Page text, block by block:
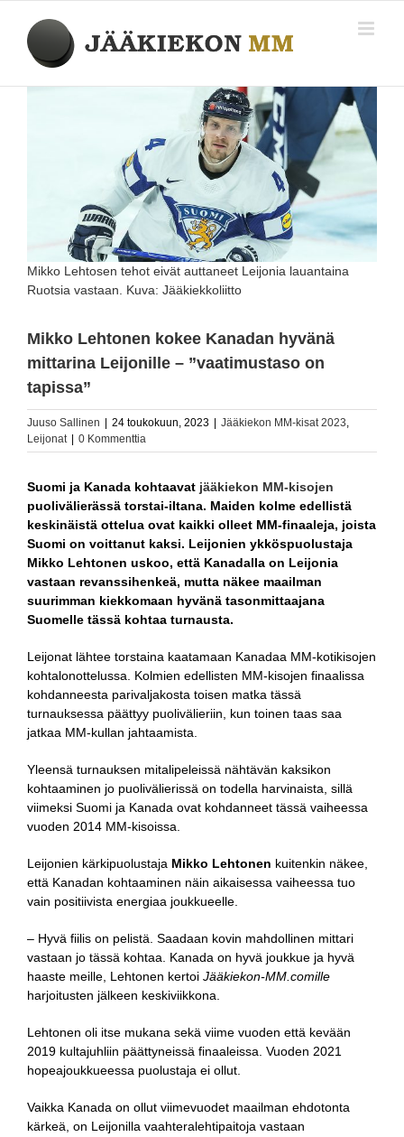
content
Mikko Lehtosen tehot eivät auttaneet Leijonia lauantaina
Ruotsia vastaan. Kuva: Jääkiekkoliitto
Mikko Lehtonen kokee Kanadan hyvänä
mittarina Leijonille – ”vaatimustaso on
tapissa”
Juuso Sallinen 24 toukokuun, 2023 Jääkiekon MM-kisat 2023,
Leijonat
0 Kommenttia
Suomi ja Kanada kohtaavat jääkiekon MM-kisojen
puolivälierässä torstai-iltana. Maiden kolme edellistä
keskinäistä ottelua ovat kaikki olleet MM-finaaleja, joista
Suomi on voittanut kaksi. Leijonien ykköspuolustaja
Mikko Lehtonen uskoo, että Kanadalla on Leijonia
vastaan revanssihenkeä, mutta näkee maailman
suurimman kiekkomaan hyvänä tasonmittaajana
Suomelle tässä kohtaa turnausta.
Leijonat lähtee torstaina kaatamaan Kanadaa MM-kotikisojen
kohtalonottelussa. Kolmien edellisten MM-kisojen finaalissa
kohdanneesta parivaljakosta toisen matka tässä
turnauksessa päättyy puolivälieriin, kun toinen taas saa
jatkaa MM-kullan jahtaamista.
Yleensä turnauksen mitalipeleissä nähtävän kaksikon
kohtaaminen jo puolivälierissä on todella harvinaista, sillä
viimeksi Suomi ja Kanada ovat kohdanneet tässä vaiheessa
vuoden 2014 MM-kisoissa.
Leijonien kärkipuolustaja Mikko Lehtonen kuitenkin näkee,
että Kanadan kohtaaminen näin aikaisessa vaiheessa tuo
vain positiivista energiaa joukkueelle.
– Hyvä fiilis on pelistä. Saadaan kovin mahdollinen mittari
vastaan jo tässä kohtaa. Kanada on hyvä joukkue ja hyvä
haaste meille, Lehtonen kertoi Jääkiekon-MM.comille
harjoitusten jälkeen keskiviikkona.
Lehtonen oli itse mukana sekä viime vuoden että kevään
2019 kultajuhliin päättyneissä finaaleissa. Vuoden 2021
hopeajoukkueessa puolustaja ei ollut.
Vaikka Kanada on ollut viimevuodet maailman ehdotonta
kärkeä, on Leijonilla vaahteralehtipaitoja vastaan